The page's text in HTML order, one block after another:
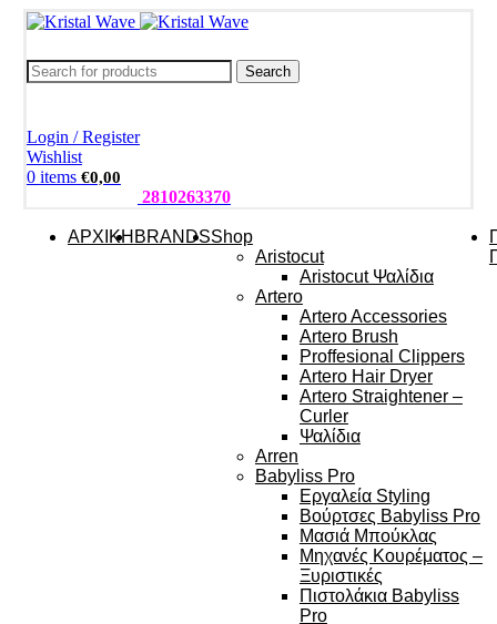
Search
Login / Register
Wishlist
0 items €0,00
2810263370
ΑΡΧΙΚΗ BRANDSShop
Aristocut
Aristocut Ψαλίδια
Artero
Artero Accessories
Artero Brush
Proffesional Clippers
Artero Hair Dryer
Artero Straightener –
Curler
Ψαλίδια
Arren
Babyliss Pro
Εργαλεία Styling
Βούρτσες Babyliss Pro
Μασιά Μπούκλας
Μηχανές Κουρέματος –
Ξυριστικές
Πιστολάκια Babyliss
Pro